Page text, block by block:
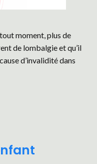
moment, plus de
de lombalgie et qu’il
d’invalidité dans